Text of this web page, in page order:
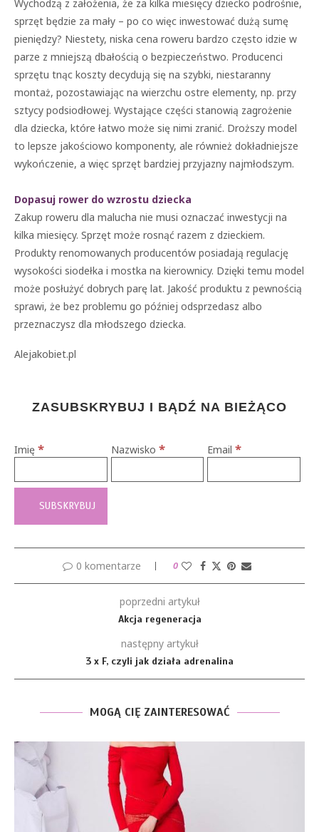
Wychodzą z założenia, że za kilka miesięcy dziecko podrośnie,
sprzęt będzie za mały – po co więc inwestować dużą sumę
pieniędzy? Niestety, niska cena roweru bardzo często idzie w
parze z mniejszą dbałością o bezpieczeństwo. Producenci
sprzętu tnąc koszty decydują się na szybki, niestaranny
montaż, pozostawiając na wierzchu ostre elementy, np. przy
sztycy podsiodłowej. Wystające części stanowią zagrożenie
dla dziecka, które łatwo może się nimi zranić. Droższy model
to lepsze jakościowo komponenty, ale również dokładniejsze
wykończenie, a więc sprzęt bardziej przyjazny najmłodszym.
Dopasuj rower do wzrostu dziecka
Zakup roweru dla malucha nie musi oznaczać inwestycji na
kilka miesięcy. Sprzęt może rosnąć razem z dzieckiem.
Produkty renomowanych producentów posiadają regulację
wysokości siodełka i mostka na kierownicy. Dzięki temu model
może posłużyć dobrych parę lat. Jakość produktu z pewnością
sprawi, że bez problemu go później odsprzedasz albo
przeznaczysz dla młodszego dziecka.
Alejakobiet.pl
ZASUBSKRYBUJ I BĄDŹ NA BIEŻĄCO
Imię * Nazwisko * Email*
0 komentarze 0
poprzedni artykuł
Akcja regeneracja
następny artykuł
3 x F, czyli jak działa adrenalina
MOGĄ CIĘ ZAINTERESOWAĆ